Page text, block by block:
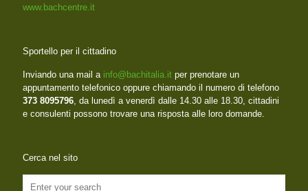
www.bachcentre.it
Sportello per il cittadino
Inviando una mail a info@bachitalia.it per prenotare un
appuntamento telefonico oppure chiamando il numero di telefono
373 8095796 , da lunedì a venerdì dalle 14.30 alle 18.30, cittadini
e consulenti possono trovare una risposta alle loro domande.
Cerca nel sito